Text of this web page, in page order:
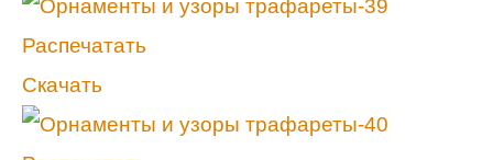
Распечатать
Скачать